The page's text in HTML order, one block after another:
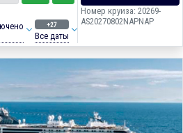
+27
Все даты
Номер круиза: 20269-
AS20270802NAPNAP